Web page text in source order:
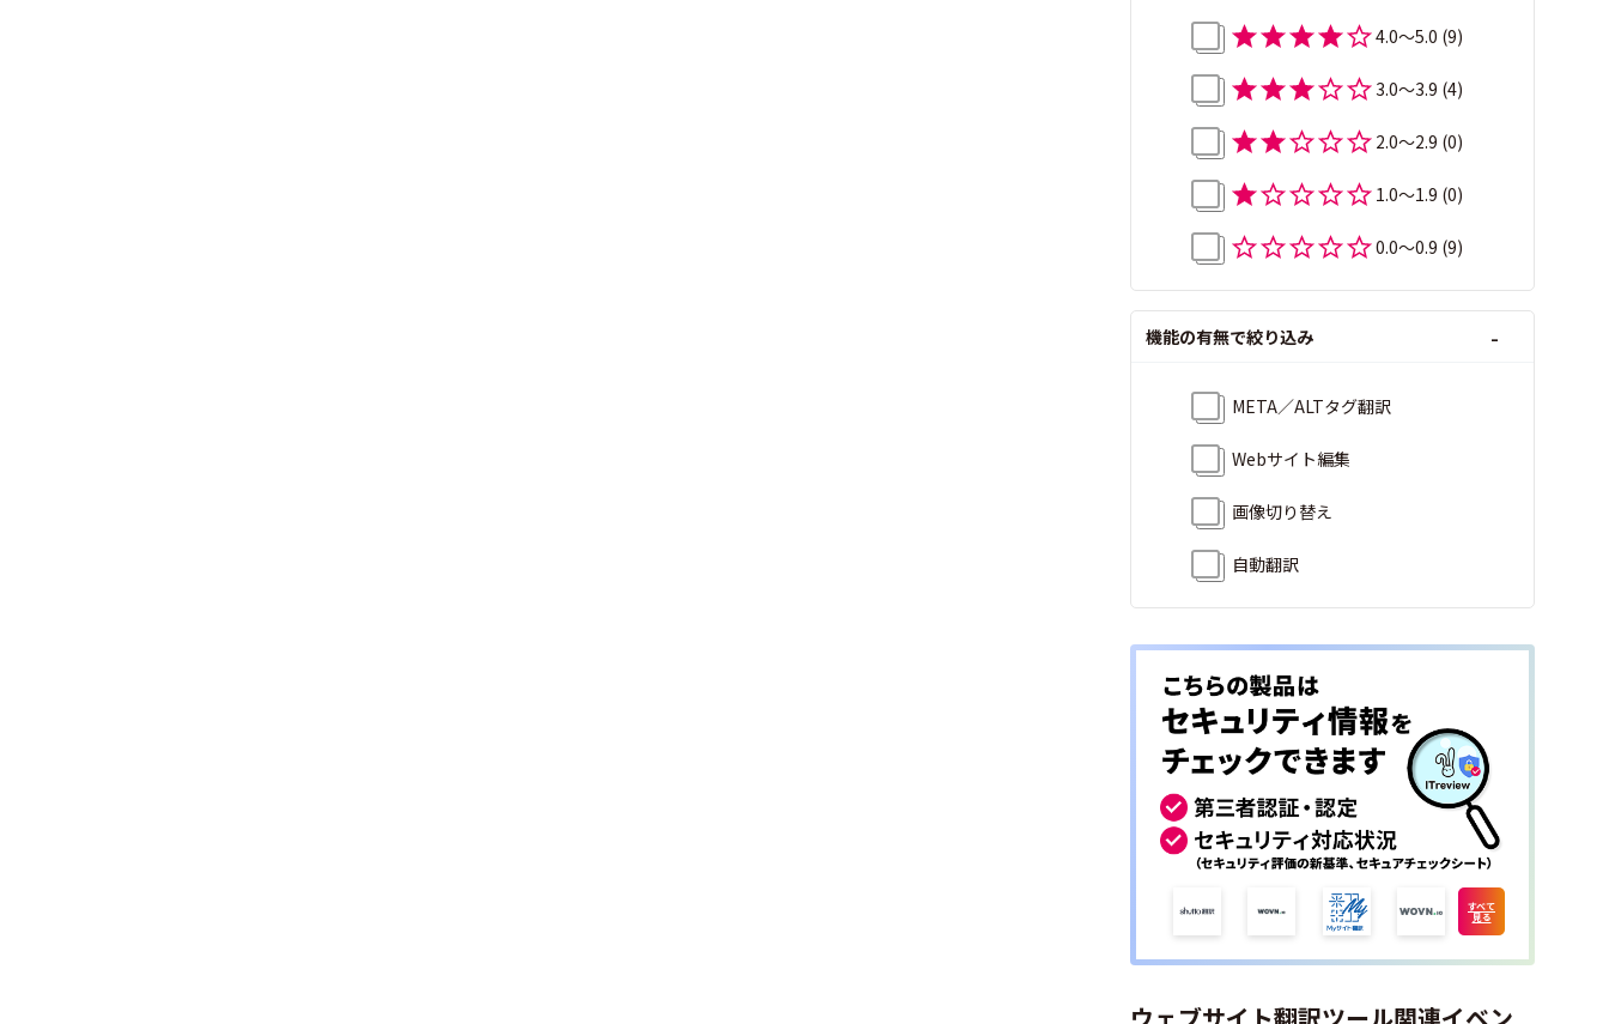
4.0〜5.0 (9)
3.0〜3.9 (4)
2.0〜2.9 (0)
1.0〜1.9 (0)
0.0〜0.9 (9)
機能の有無で絞り込み
META／ALTタグ翻訳
Webサイト編集
画像切り替え
自動翻訳
すべて
見る